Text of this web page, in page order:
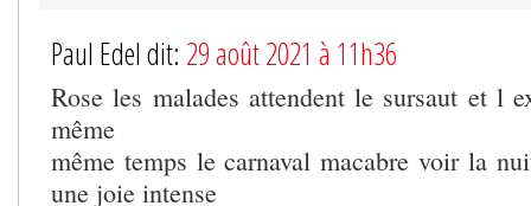
Paul Edel dit: 29 août 2021 à 11h36
Rose les malades attendent le sursaut et l
même
même temps le carnaval macabre voir la
une joie intense